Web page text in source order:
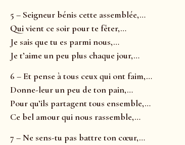
5 – Seigneur bénis cette assemblée,…
Qui vient ce soir pour te fêter,…
Je sais que tu es parmi nous,…
Je t’aime un peu plus chaque jour,…
6 – Et pense à tous ceux qui ont faim,…
Donne-leur un peu de ton pain,…
Pour qu’ils partagent tous ensemble,…
Ce bel amour qui nous rassemble,…
7 – Ne sens-tu pas battre ton cœur,…